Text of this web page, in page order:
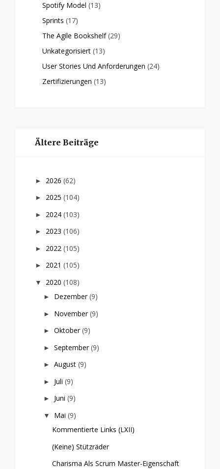
Spotify Model (13)
Sprints (17)
The Agile Bookshelf (29)
Unkategorisiert (13)
User Stories Und Anforderungen (24)
Zertifizierungen (13)
Ältere Beiträge
► 2026 (62)
► 2025 (104)
► 2024 (103)
► 2023 (106)
► 2022 (105)
► 2021 (105)
▼ 2020 (108)
► Dezember(9)
► November(9)
► Oktober(9)
► September(9)
► August (9)
► Juli (9)
► Juni (9)
▼ Mai (9)
Kommentierte Links (LXII)
(Keine) Stützräder
Charisma Als Scrum Master-Eigenschaft